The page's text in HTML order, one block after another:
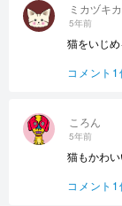
ころん
5年前
猫もかわい
コメント1
ミカヅキ
5年前
猫をいじ
コメント1